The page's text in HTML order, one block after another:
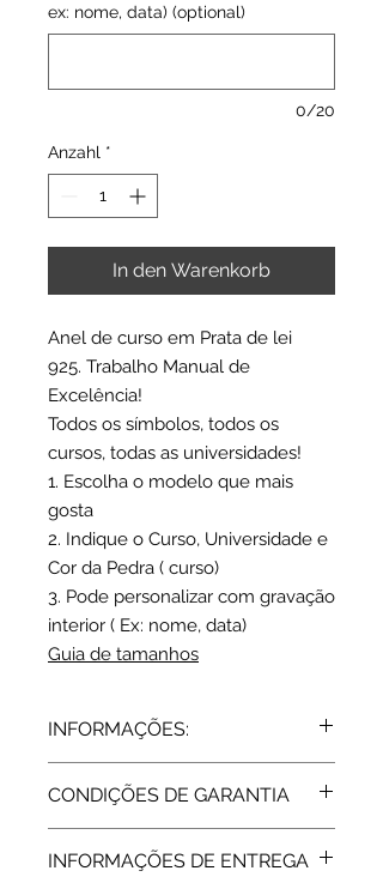
ex: nome, data) (optional)
0/20
Anzahl *
In den Warenkorb
Anel de curso em Prata de lei
925. Trabalho Manual de
Excelência!
Todos os símbolos, todos os
cursos, todas as universidades!
1. Escolha o modelo que mais
gosta
2. Indique o Curso, Universidade e
Cor da Pedra ( curso)
3. Pode personalizar com gravação
interior ( Ex: nome, data)
Guia de tamanhos
INFORMAÇÕES:
Largura: 1 cm
Peso médio : 4,3 grs
CONDIÇÕES DE GARANTIA
do Ouro estão abrangidos pela
INFORMAÇÕES DE ENTREGA